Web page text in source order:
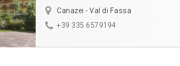
Canazei - Val di Fassa
+39 335 6579194